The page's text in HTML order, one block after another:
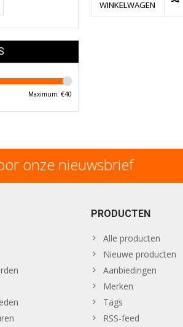
Maximum: €40
WINKELWAGEN
onze nieuwsbrief
PRODUCTEN
Alle producten
Nieuwe producten
Aanbiedingen
Merken
Tags
RSS-feed